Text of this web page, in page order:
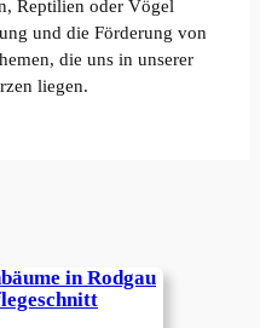
Reptilien oder Vögel
und die Förderung von
die uns in unserer
liegen.
in Rodgau